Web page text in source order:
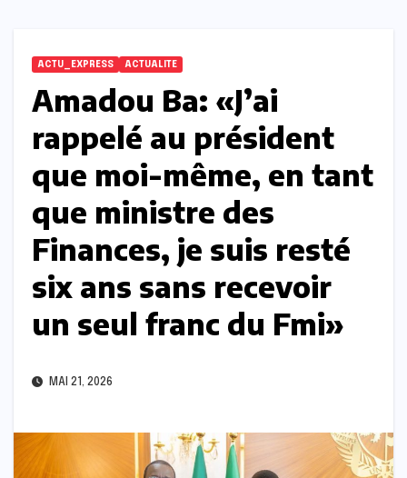
ACTU_EXPRESS ACTUALITE
Amadou Ba: «J’ai
rappelé au président
que moi-même, en tant
que ministre des
Finances, je suis resté
six ans sans recevoir
un seul franc du Fmi»
MAI 21, 2026